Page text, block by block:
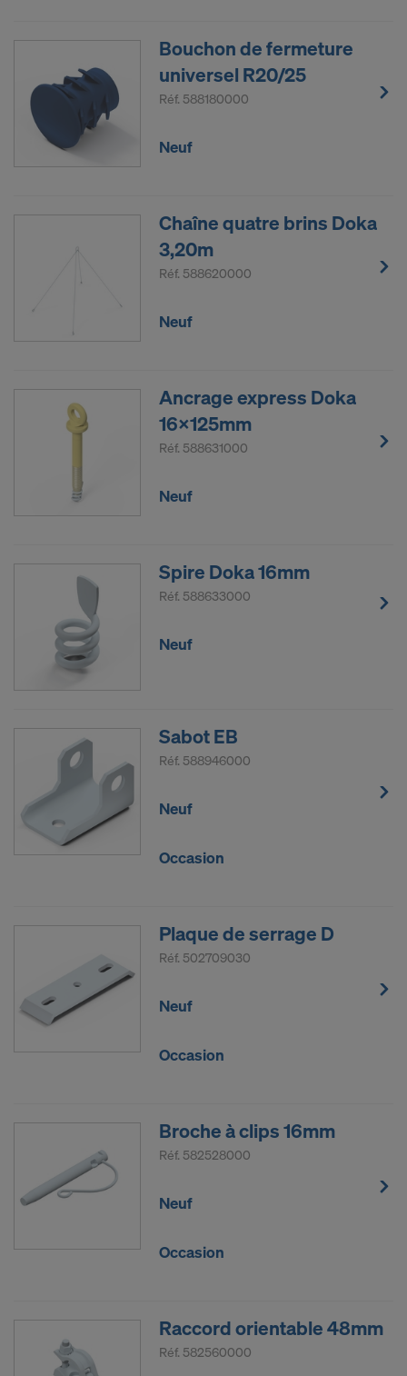
Bouchon de fermeture
universel R20/25
Réf. 588180000
Neuf
Chaîne quatre brins Doka
3,20m
Réf. 588620000
Neuf
Ancrage express Doka
16x125mm
Réf. 588631000
Neuf
Spire Doka 16mm
Réf. 588633000
Neuf
Sabot EB
Réf. 588946000
Neuf
Occasion
Plaque de serrage D
Réf. 502709030
Neuf
Occasion
Broche à clips 16mm
Réf. 582528000
Neuf
Occasion
Raccord orientable 48mm
Réf. 582560000